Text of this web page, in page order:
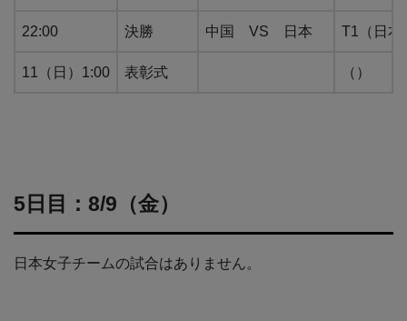
22:00 決勝 中国 VS 日本 T1（日本
11（日）1:00 表彰式 （）
5日目：8/9（金）
日本女子チームの試合はありません。